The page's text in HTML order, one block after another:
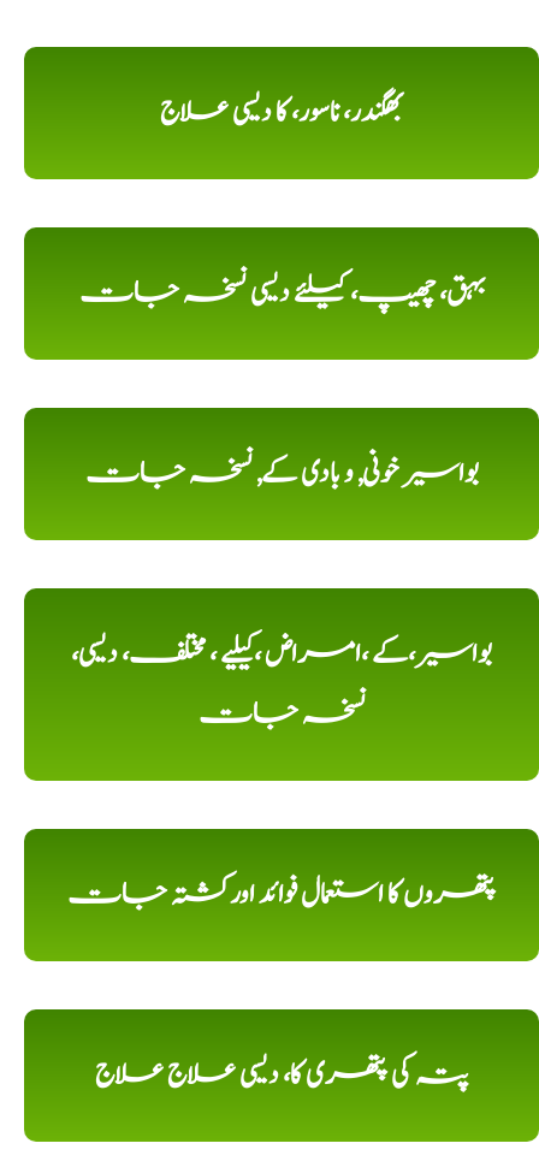
بھگندر، ناسور، کا دیسی علاج
بہق، چھیپ، کیلئے دیسی نسخہ جات
بواسیر خونی, و بادی کے, نسخہ جات
بواسیر،کے ،امراض ،کیلیے ، مختلف، دیسی،
نسخہ جات
پتھروں کا استعمال فوائد اورکشتہ جات
پتہ کی پتھری کا، دیسی علاج علاج